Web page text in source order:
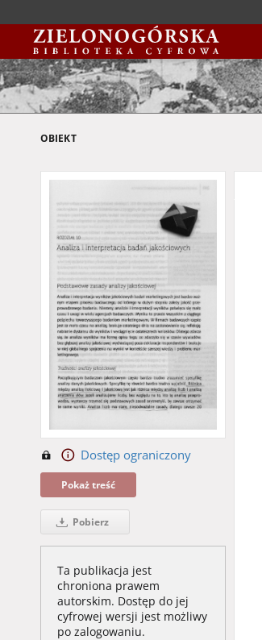
OBIEKT
Dostęp ograniczony
Pokaż treść
Pobierz
Ta publikacja jest
chroniona prawem
autorskim. Dostęp do jej
cyfrowej wersji jest możliwy
po zalogowaniu.